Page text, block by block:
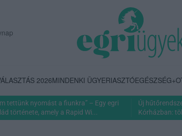
2026MINDENKI ÜGYERIASZTÓEGÉSZSÉG+
tettünk nyomást a fiunkra” – Egy egri
története, amely a Rapid Wi...
Új
Kórházban: